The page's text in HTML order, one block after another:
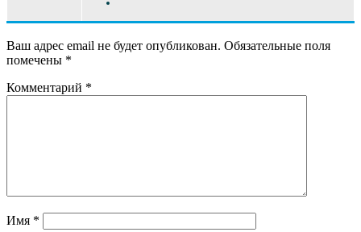
Ваш адрес email не будет опубликован. Обязательные поля
помечены *
Комментарий *
Имя *